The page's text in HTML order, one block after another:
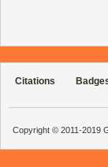
Citations
Copyright © 2011-2019